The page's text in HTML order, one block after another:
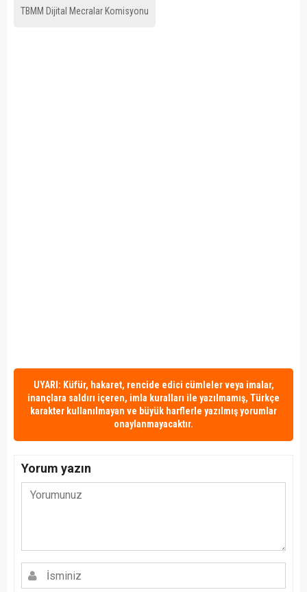
TBMM Dijital Mecralar Komisyonu
UYARI: Küfür, hakaret, rencide edici cümleler veya imalar,
inançlara saldırı içeren, imla kuralları ile yazılmamış, Türkçe
karakter kullanılmayan ve büyük harflerle yazılmış yorumlar
onaylanmayacaktır.
Yorum yazın